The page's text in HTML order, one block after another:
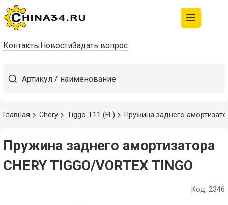
КонтактыНовостиЗадать вопрос
Главная Chery Tiggo T11 (FL) Пружина заднего
Пружина заднего амортизатора
CHERY TIGGO/VORTEX TINGO
Код: 2346